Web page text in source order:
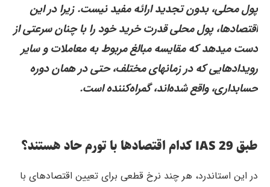
پول محلی، بدون تجدید ارائه مفید نیست. زیرا در این
اقتصادها، پول محلی قدرت خرید خود را با چنان سرعتی از
دست میدهد که مقایسه مبالغ مربوط به معاملات و سایر
رویدادهایی که در زمانهای مختلف، حتی در همان دوره
حسابداری، واقع شده‌اند، گمراه‌کننده است.
طبق IAS 29 کدام اقتصادها با تورم حاد هستند؟
در این استاندرد، هر چند نرخ قطعی برای تعیین اقتصادهای با